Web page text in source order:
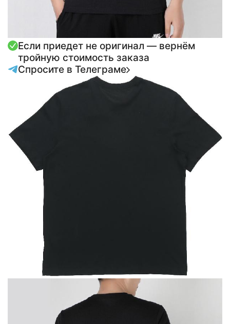
Если приедет не оригинал — вернём
тройную стоимость заказа
Спросите в Телеграме